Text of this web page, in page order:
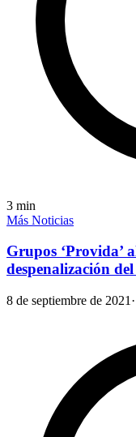
3 min
Más Noticias
Grupos ‘Provida’
despenalización
8 de septiembre de 2021 ·